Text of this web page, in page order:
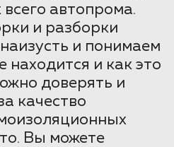
автопрома.
и разборки
и понимаем
находится и как это
доверять и
качество
Вы можете